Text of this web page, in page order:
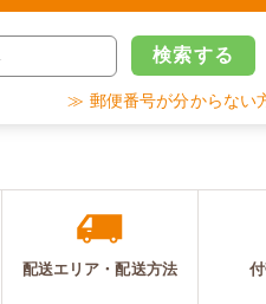
検索する
≫ 郵便番号が分からない
配送エリア・配送方法